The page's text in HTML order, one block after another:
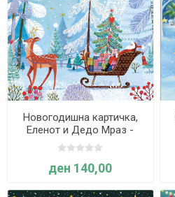
Новогодишна картичка,
Еленот и Дедо Мраз -
Pictura
ден 140,00